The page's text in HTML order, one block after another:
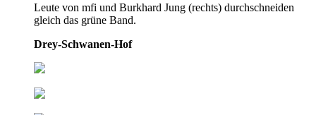
Leute von mfi und Burkhard Jung (rechts) durchschneiden
gleich das grüne Band.
Drey-Schwanen-Hof